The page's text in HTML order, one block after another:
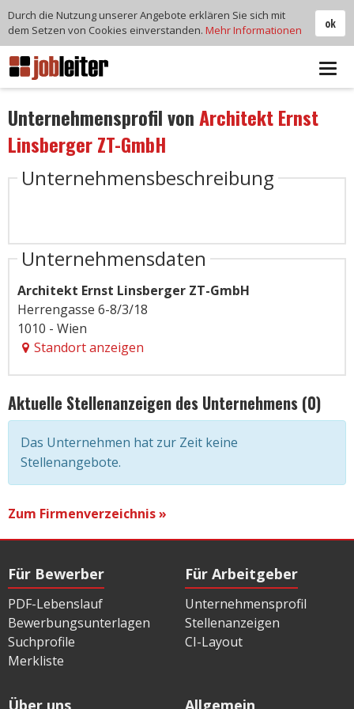
Unternehmensprofil vonArchitekt Ernst
Linsberger ZT-GmbH
Unternehmensbeschreibung
Unternehmensdaten
Architekt Ernst Linsberger ZT-GmbH
Herrengasse 6-8/3/18
1010 - Wien
Standort anzeigen
Aktuelle Stellenanzeigen des Unternehmens (0)
Das Unternehmen hat zur Zeit keine
Stellenangebote.
Zum Firmenverzeichnis »
Für Bewerber
PDF-Lebenslauf
Bewerbungsunterlagen
Suchprofile
Merkliste
Für Arbeitgeber
Unternehmensprofil
Stellenanzeigen
CI-Layout
Über uns Allgemein
ok
Durch die Nutzung unserer Angebote erklären Sie sich mit
dem Setzen von Cookies einverstanden. Mehr Informationen